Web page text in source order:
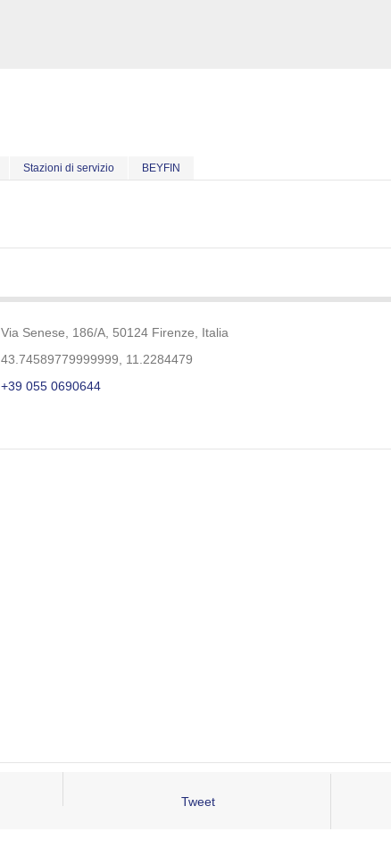
Stazioni di servizio BEYFIN
Via Senese, 186/A, 50124 Firenze, Italia
43.74589779999999, 11.2284479
+39 055 0690644
Tweet